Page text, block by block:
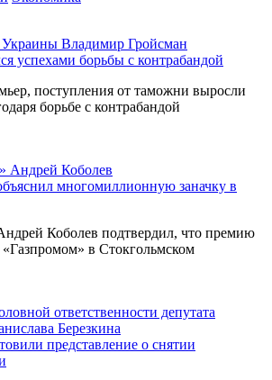
успехами борьбы с контрабандой
поступления от таможни выросли
борьбе с контрабандой
многомиллионную заначку в
Коболев подтвердил, что премию
в Стокгольмском
представление о снятии